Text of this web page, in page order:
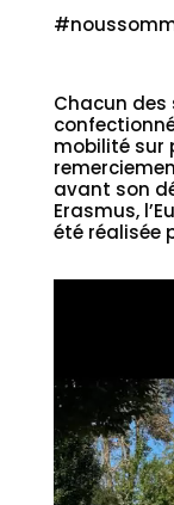
Chacun
mobilité sur
avant son
Erasmus,
été réalisée